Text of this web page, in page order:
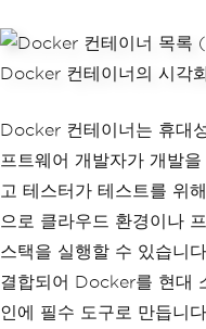
Docker 컨테이너는 휴대
프트웨어 개발자가 개발
고 테스터가 테스트를 위
으로 클라우드 환경이나
스택을 실행할 수 있습니
결합되어 Docker를 현대
인에 필수 도구로 만듭니다.